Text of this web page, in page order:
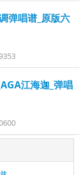
弹唱谱_原版六
江海迦_弹唱